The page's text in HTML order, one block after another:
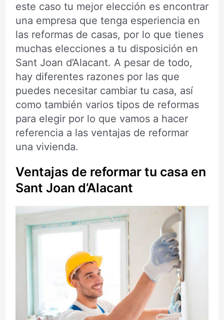
este caso tu mejor elección es encontrar
una empresa que tenga esperiencia en
las reformas de casas, por lo que tienes
muchas elecciones a tu disposición en
Sant Joan d’Alacant. A pesar de todo,
hay diferentes razones por las que
puedes necesitar cambiar tu casa, así
como también varios tipos de reformas
para elegir por lo que vamos a hacer
referencia a las ventajas de reformar
una vivienda.
Ventajas de reformar tu casa en
Sant Joan d’Alacant